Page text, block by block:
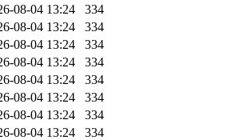
08-04 13:24
334
08-04 13:24
334
08-04 13:24
334
08-04 13:24
334
08-04 13:24
334
08-04 13:24
334
08-04 13:24
334
08-04 13:24
334